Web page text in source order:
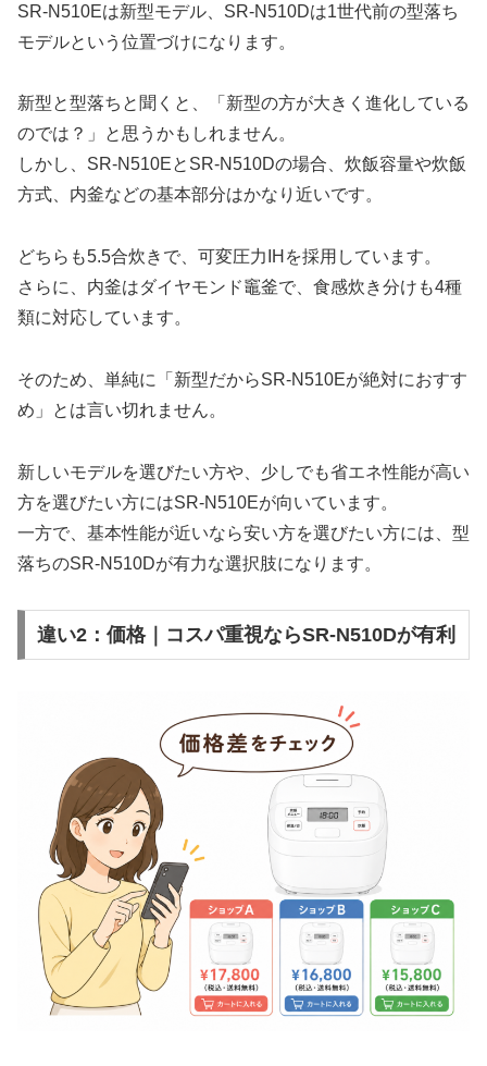
SR-N510Eは新型モデル、SR-N510Dは1世代前の型落ち
モデルという位置づけになります。
新型と型落ちと聞くと、「新型の方が大きく進化している
のでは？」と思うかもしれません。
しかし、SR-N510EとSR-N510Dの場合、炊飯容量や炊飯
方式、内釜などの基本部分はかなり近いです。
どちらも5.5合炊きで、可変圧力IHを採用しています。
さらに、内釜はダイヤモンド竈釜で、食感炊き分けも4種
類に対応しています。
そのため、単純に「新型だからSR-N510Eが絶対におすす
め」とは言い切れません。
新しいモデルを選びたい方や、少しでも省エネ性能が高い
方を選びたい方にはSR-N510Eが向いています。
一方で、基本性能が近いなら安い方を選びたい方には、型
落ちのSR-N510Dが有力な選択肢になります。
違い2：価格｜コスパ重視ならSR-N510Dが有利